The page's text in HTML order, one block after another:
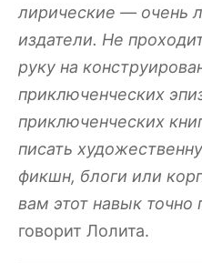
лирические — очень
издатели. Не
руку на
приключенческих
приключенческих
писать
фикшн, блоги или
вам этот навык точно
говорит Лолита.